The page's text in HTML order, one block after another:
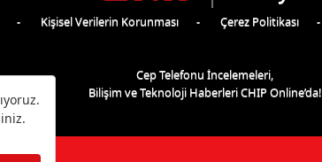
Kişisel Verilerin Korunması Çerez Politikası
Cep Telefonu İncelemeleri,
Bilişim ve Teknoloji Haberleri CHIP Online’da!